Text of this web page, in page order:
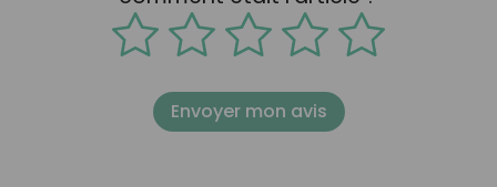
Envoyer mon avis